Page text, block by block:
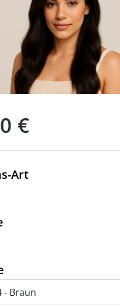
€
Artauswählen